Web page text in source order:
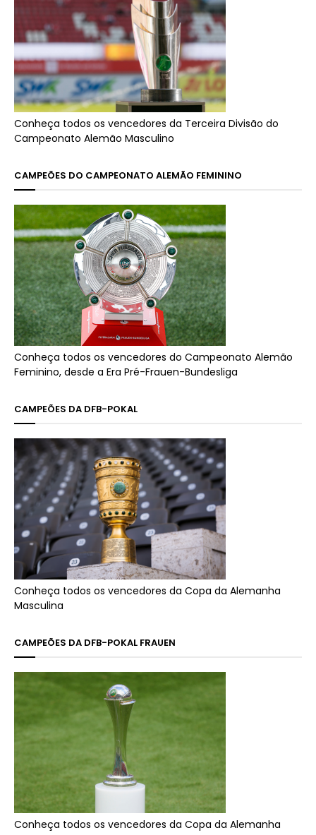
Conheça todos os vencedores da Terceira Divisão do
Campeonato Alemão Masculino
CAMPEÕES DO CAMPEONATO ALEMÃO FEMININO
Conheça todos os vencedores do Campeonato Alemão
Feminino, desde a Era Pré-Frauen-Bundesliga
CAMPEÕES DA DFB-POKAL
Conheça todos os vencedores da Copa da Alemanha
Masculina
CAMPEÕES DA DFB-POKAL FRAUEN
Conheça todos os vencedores da Copa da Alemanha